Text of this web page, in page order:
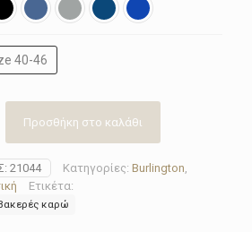
40-46
Προσθήκη στο καλάθι
21044 Κατηγορίες: Burlington,
Ετικέτα:
καρώ